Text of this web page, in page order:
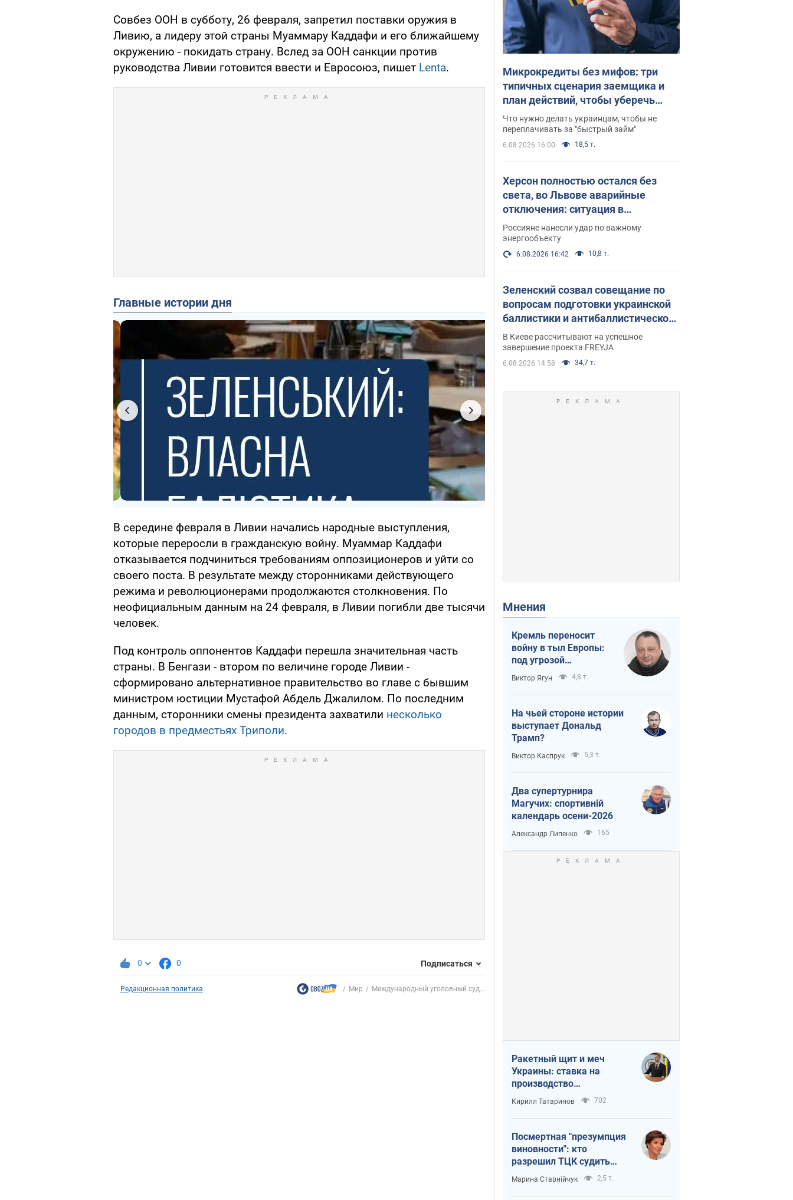
Совбез ООН в субботу, 26 февраля, запретил поставки оружия в
Ливию, а лидеру этой страны Муаммару Каддафи и его ближайшему
окружению - покидать страну. Вслед за ООН санкции против
руководства Ливии готовится ввести и Евросоюз, пишет Lenta.
Главные истории дня
В середине февраля в Ливии начались народные выступления,
которые переросли в гражданскую войну. Муаммар Каддафи
отказывается подчиниться требованиям оппозиционеров и уйти со
своего поста. В результате между сторонниками действующего
режима и революционерами продолжаются столкновения. По
неофициальным данным на 24 февраля, в Ливии погибли две тысячи
человек.
Под контроль оппонентов Каддафи перешла значительная часть
страны. В Бенгази - втором по величине городе Ливии -
сформировано альтернативное правительство во главе с бывшим
министром юстиции Мустафой Абдель Джалилом. По последним
данным, сторонники смены президента захватили несколько
городов в предместьях Триполи.
0 0 Подписаться
Редакционная политика Мир Международный уголовный суд...
Микрокредиты без мифов: три
типичных сценария заемщика и
план действий, чтобы уберечь
свои деньги
Что нужно делать украинцам, чтобы не
переплачивать за "быстрый займ"
6.08.2026 16:00 18,5 т.
Херсон полностью остался без
света, во Львове аварийные
отключения: ситуация в
энергосистеме 6 августа
Россияне нанесли удар по важному
энергообъекту
6.08.2026 16:42 10,8 т.
Зеленский созвал совещание по
вопросам подготовки украинской
баллистики и антибаллистической
программы FREYJA: какие
решения готовятся
В Киеве рассчитывают на успешное
завершение проекта FREYJA
6.08.2026 14:58 34,7 т.
Мнения
Кремль переносит
войну в тыл Европы:
под угрозой
критическая
логистика
Виктор Ягун 4,8 т.
На чьей стороне истории
выступает Дональд
Трамп?
Виктор Каспрук 5,3 т.
Два супертурнира
Магучих: спортивній
календарь осени-2026
Александр Липенко 165
Ракетный щит и меч
Украины: ставка на
производство
собственных ракет
Кирилл Татаринов 702
Посмертная "презумпция
виновности": кто
разрешил ТЦК судить
погибших защитников
Марина Ставнійчук 2,5 т.